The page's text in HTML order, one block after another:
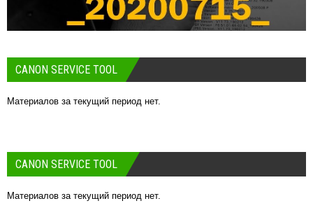
CANON SERVICE TOOL
Материалов за текущий период нет.
CANON SERVICE TOOL
Материалов за текущий период нет.